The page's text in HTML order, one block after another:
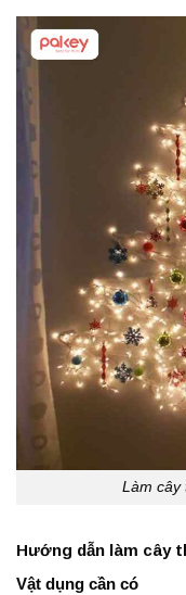
Làm cây
Hướng dẫn làm cây
Vật dụng cần có